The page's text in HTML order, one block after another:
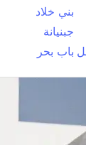
بني خلاد
جبنيانة
باب بحر